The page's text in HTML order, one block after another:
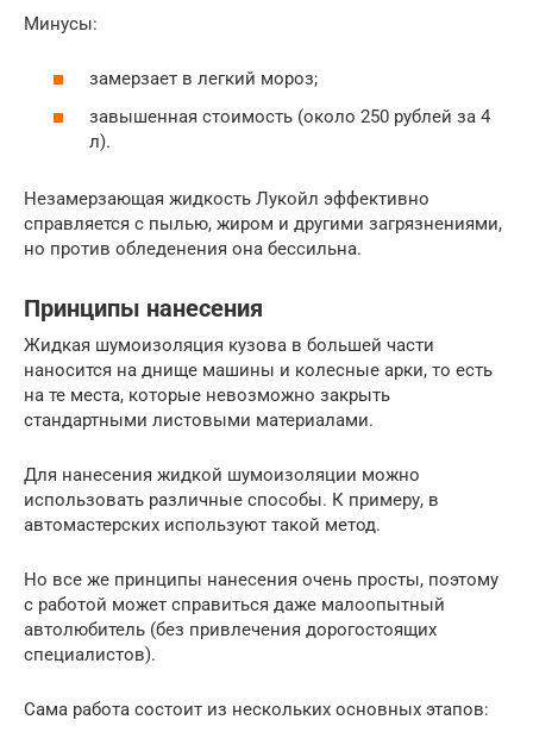
Минусы:
замерзает в легкий мороз;
завышенная стоимость (около 250 рублей за 4
л).
Незамерзающая жидкость Лукойл эффективно
справляется с пылью, жиром и другими загрязнениями,
но против обледенения она бессильна.
Принципы нанесения
Жидкая шумоизоляция кузова в большей части
наносится на днище машины и колесные арки, то есть
на те места, которые невозможно закрыть
стандартными листовыми материалами.
Для нанесения жидкой шумоизоляции можно
использовать различные способы. К примеру, в
автомастерских используют такой метод.
Но все же принципы нанесения очень просты, поэтому
с работой может справиться даже малоопытный
автолюбитель (без привлечения дорогостоящих
специалистов).
Сама работа состоит из нескольких основных этапов: